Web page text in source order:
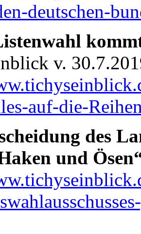
deutschen-
v.
auf-die-
des
und